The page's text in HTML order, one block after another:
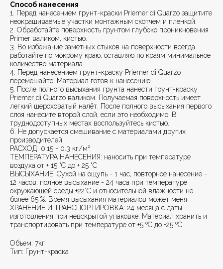
Способ нанесения
1. Перед нанесением грунт-краски Priemer di Quarzo защитите
неокрашиваемые участки монтажным скотчем и пленкой.
2. Обработайте поверхность грунтом глубоко проникновения
Primer валиком, кистью.
3. Во избежание заметных стыков на поверхности всегда
работайте по мокрому краю, оставляю по краям минимальное
количество материала.
4. Перед нанесением грунт-краску Priemer di Quarzo
перемешайте. Материал готов к нанесению.
5. После полного высыхания грунта нанести грунт-краску
Priemer di Quarzo валиком. Получаемая поверхность имеет
легкий шероховатый налёт. После полного высыхания первого
слоя нанесите второй слой, если это необходимо. В
труднодоступных местах воспользуйтесь кистью.
6. Не допускается смешивание с материалами других
производителей.
РАСХОД: 0.15 - 0.3 кг/м²
ТЕМПЕРАТУРА НАНЕСЕНИЯ: наносить при температуре
воздуха от + 15 °С до + 25 °С
ВЫСЫХАНИЕ: Сухой на ощупь - 1 час, повторное нанесение -
12 часов, полное высыхание - 24 часа при температуре
окружающей среды +22°С и относительной влажности не
более 65 %. Время высыхания материалов может меня
ХРАНЕНИЕ И ТРАНСПОРТИРОВКА: 24 месяца с даты
изготовления при невскрытой упаковке. Материал хранить и
транспортировать при температуре от +5 ºС до +25 ºС.
Объем: 7кг
Тип: Грунт-краска